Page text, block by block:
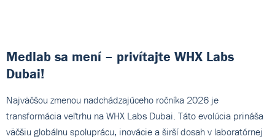
Medlab sa mení – privítajte WHX Labs
Dubai!
Najväčšou zmenou nadchádzajúceho ročníka 2026 je
transformácia veľtrhu na WHX Labs Dubai. Táto evolúcia prináša
väčšiu globálnu spoluprácu, inovácie a širší dosah v laboratórnej